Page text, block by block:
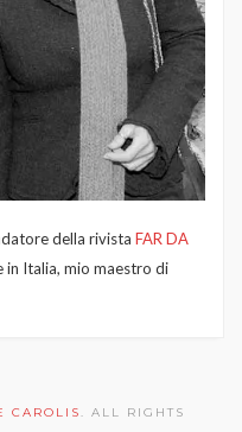
della rivista FAR DA
in Italia, mio maestro di
CAROLIS. ALL RIGHTS